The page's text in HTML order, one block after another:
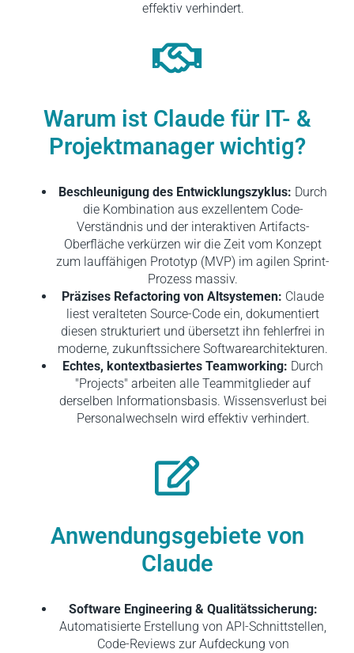
effektiv verhindert.
Warum ist Claude für IT- &
Projektmanager wichtig?
Beschleunigung des Entwicklungszyklus: Durch
die Kombination aus exzellentem Code-
Verständnis und der interaktiven Artifacts-
Oberfläche verkürzen wir die Zeit vom Konzept
zum lauffähigen Prototyp (MVP) im agilen Sprint-
Prozess massiv.
Präzises Refactoring von Altsystemen: Claude
liest veralteten Source-Code ein, dokumentiert
diesen strukturiert und übersetzt ihn fehlerfrei in
moderne, zukunftssichere Softwarearchitekturen.
Echtes, kontextbasiertes Teamworking: Durch
"Projects" arbeiten alle Teammitglieder auf
derselben Informationsbasis. Wissensverlust bei
Personalwechseln wird effektiv verhindert.
Anwendungsgebiete von
Claude
Software Engineering & Qualitätssicherung:
Automatisierte Erstellung von API-Schnittstellen,
Code-Reviews zur Aufdeckung von